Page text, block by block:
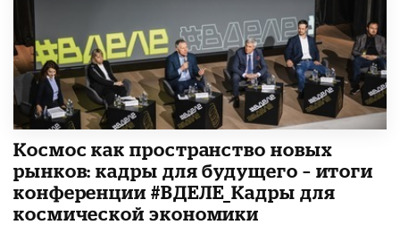
Космос как пространство новых
рынков: кадры для будущего – итоги
конференции #ВДЕЛЕ_Кадры для
космической экономики